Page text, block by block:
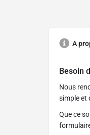
A
Besoin
Nous
simple et
Que ce